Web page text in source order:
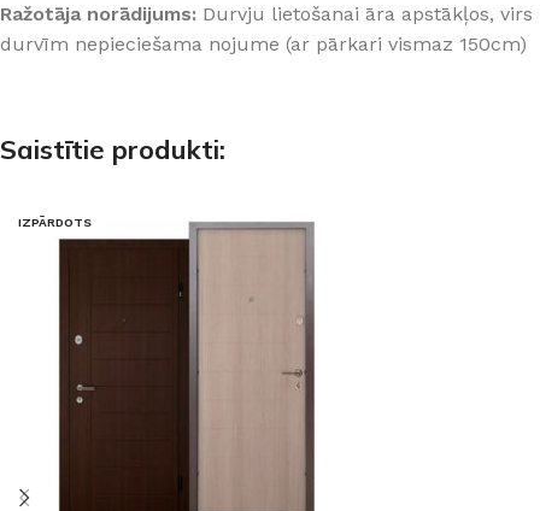
Ražotāja norādijums: Durvju lietošanai āra apstākļos, virs
durvīm nepieciešama nojume (ar pārkari vismaz 150cm)
Saistītie produkti:
IZPĀRDOTS